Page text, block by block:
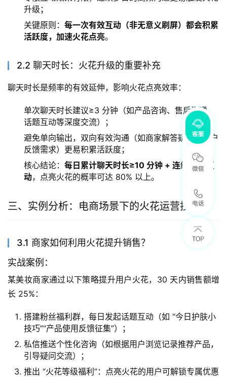
升级；
关键原则： 每一次有效互动（非无意义刷屏）都会积累
活跃度，加速火花点亮。
2.2 聊天时长：火花升级的重要补充
聊天时长是频率的有效延伸，影响火花点亮效率：
单次聊天时长建议≥3 分钟（如产品咨询、售后沟通、
话题互动等深度交流）；
避免单向输出，双向有效沟通（如商家解答疑问、用户
反馈需求）更易积累活跃度；
核心结论： 每日累计聊天时长≥10 分钟 + 连续 3 天互
动，点亮火花的概率可达 80% 以上。
三、实例分析：电商场景下的火花运营技巧
3.1 商家如何利用火花提升销售？
实战案例：
某美妆商家通过以下策略提升用户火花，30 天内销售额增
长 25%：
搭建粉丝福利群，每日发起话题互动（如 “今日护肤小
技巧”“产品使用反馈征集”）；
私信推送个性化咨询（如根据用户浏览记录推荐产品，
引导疑问交流）；
推出 “火花等级福利”：点亮火花的用户可解锁专属优惠